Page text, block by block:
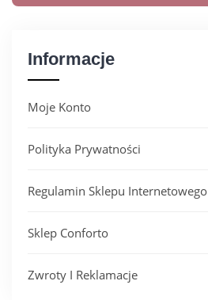
Informacje
Moje Konto
Polityka Prywatności
Regulamin Sklepu Internetowego
Sklep Conforto
Zwroty I Reklamacje